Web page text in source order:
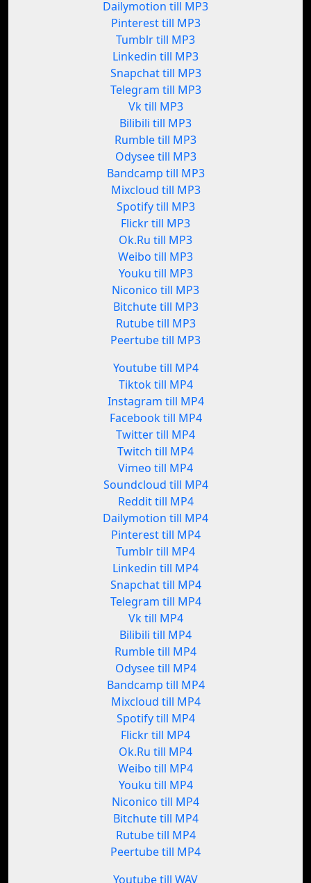
Dailymotion till MP3
Pinterest till MP3
Tumblr till MP3
Linkedin till MP3
Snapchat till MP3
Telegram till MP3
Vk till MP3
Bilibili till MP3
Rumble till MP3
Odysee till MP3
Bandcamp till MP3
Mixcloud till MP3
Spotify till MP3
Flickr till MP3
Ok.Ru till MP3
Weibo till MP3
Youku till MP3
Niconico till MP3
Bitchute till MP3
Rutube till MP3
Peertube till MP3
Youtube till MP4
Tiktok till MP4
Instagram till MP4
Facebook till MP4
Twitter till MP4
Twitch till MP4
Vimeo till MP4
Soundcloud till MP4
Reddit till MP4
Dailymotion till MP4
Pinterest till MP4
Tumblr till MP4
Linkedin till MP4
Snapchat till MP4
Telegram till MP4
Vk till MP4
Bilibili till MP4
Rumble till MP4
Odysee till MP4
Bandcamp till MP4
Mixcloud till MP4
Spotify till MP4
Flickr till MP4
Ok.Ru till MP4
Weibo till MP4
Youku till MP4
Niconico till MP4
Bitchute till MP4
Rutube till MP4
Peertube till MP4
Youtube till WAV